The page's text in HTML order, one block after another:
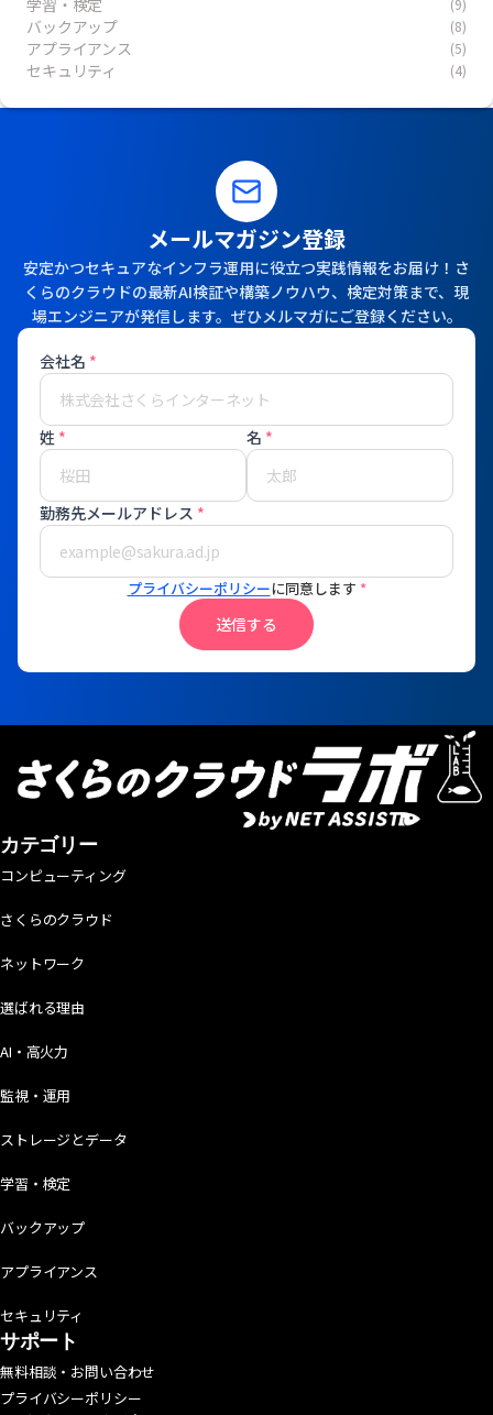
学習・検定 (9)
バックアップ (8)
アプライアンス (5)
セキュリティ (4)
メールマガジン登録
安定かつセキュアなインフラ運用に役立つ実践情報をお届け！さ
くらのクラウドの最新AI検証や構築ノウハウ、検定対策まで、現
場エンジニアが発信します。ぜひメルマガにご登録ください。
会社名 *
姓 * 名 *
勤務先メールアドレス *
プライバシーポリシーに同意します *
送信する
カテゴリー
コンピューティング
さくらのクラウド
ネットワーク
選ばれる理由
AI・高火力
監視・運用
ストレージとデータ
学習・検定
バックアップ
アプライアンス
セキュリティ
サポート
無料相談・お問い合わせ
プライバシーポリシー